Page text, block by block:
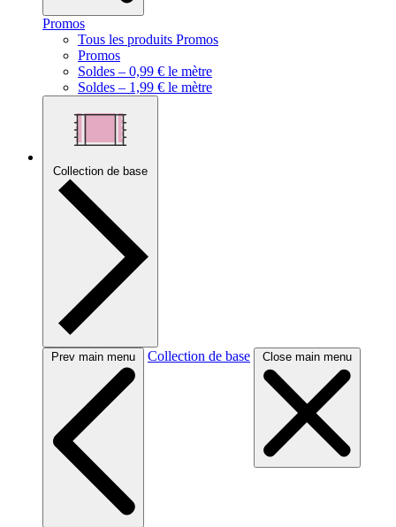
Promos
Tous les produits Promos
Promos
Soldes – 0,99 € le mètre
Soldes – 1,99 € le mètre
Collection de base
Prev main menu Collection de base Close main menu